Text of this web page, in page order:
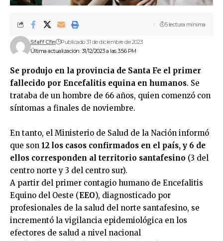
Última actualización: 31/12/2023 a las 3:56 PM
Sfaff Cfin Publicado 31 de diciembre de 2023
5 lectura mínima
Se produjo en la provincia de Santa Fe el primer
fallecido por Encefalitis equina en humanos. Se
trataba de un hombre de 66 años, quien comenzó con
síntomas a finales de noviembre.
En tanto, el Ministerio de Salud de la Nación informó
que son 12 los casos confirmados en el país, y 6 de
ellos corresponden al territorio santafesino (3 del
centro norte y 3 del centro sur).
A partir del primer contagio humano de Encefalitis
Equino del Oeste (EEO), diagnosticado por
profesionales de la salud del norte santafesino, se
incrementó la vigilancia epidemiológica en los
efectores de salud a nivel nacional